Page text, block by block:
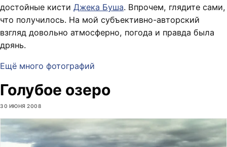
достойные кисти Джека Буша. Впрочем, глядите сами,
что получилось. На мой субъективно-авторский
взгляд довольно атмосферно, погода и правда была
дрянь.
Ещё много фотографий
Голубое озеро
30 ИЮНЯ 2008